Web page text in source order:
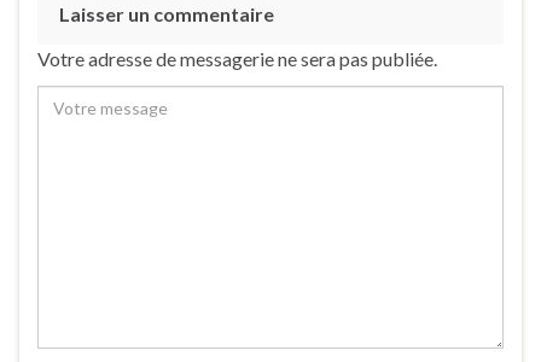
Laisser un commentaire
Votre adresse de messagerie ne sera pas publiée.